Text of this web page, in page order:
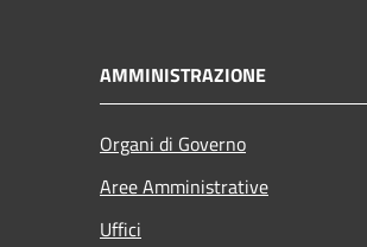
AMMINISTRAZIONE
Organi di Governo
Aree Amministrative
Uffici